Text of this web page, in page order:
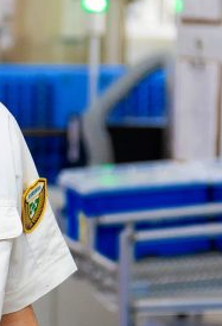
GY
先進技術の取り
組み